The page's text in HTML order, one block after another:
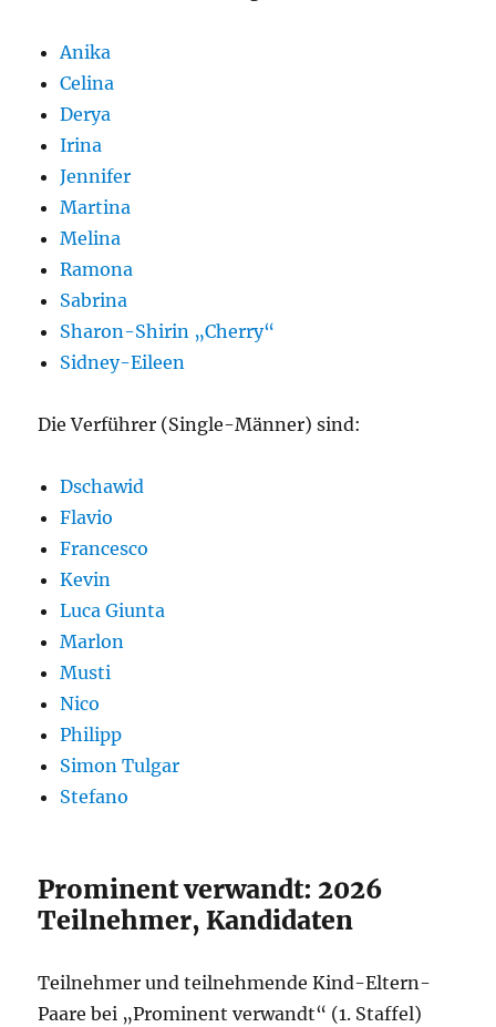
Anika
Celina
Derya
Irina
Jennifer
Martina
Melina
Ramona
Sabrina
Sharon-Shirin „Cherry“
Sidney-Eileen
Die Verführer (Single-Männer) sind:
Dschawid
Flavio
Francesco
Kevin
Luca Giunta
Marlon
Musti
Nico
Philipp
Simon Tulgar
Stefano
Prominent verwandt: 2026
Teilnehmer, Kandidaten
Teilnehmer und teilnehmende Kind-Eltern-
Paare bei „Prominent verwandt“ (1. Staffel)